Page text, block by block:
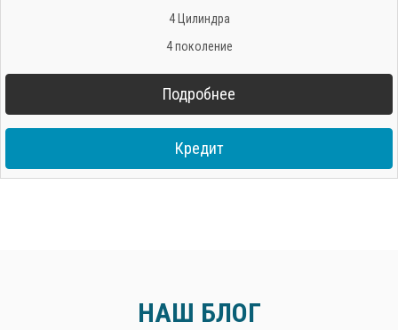
4 Цилиндра
4 поколение
Подробнее
Кредит
НАШ БЛОГ